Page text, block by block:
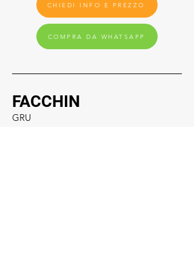
CHIEDI INFO E PREZZO
COMPRA DA WHATSAPP
FACCHIN
GRU